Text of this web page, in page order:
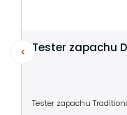
Tester zapachu
Tester zapachu